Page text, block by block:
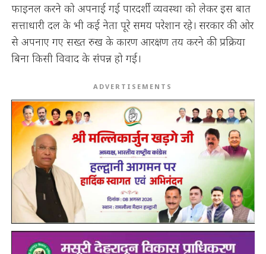
फाइनल करने को अपनाई गई पारदर्शी व्यवस्था को लेकर इस बात
सत्ताधारी दल के भी कई नेता पूरे समय परेशान रहे। सरकार की ओर
से अपनाए गए सख्त रुख के कारण आरक्षण तय करने की प्रक्रिया
बिना किसी विवाद के संपन्न हो गई।
ADVERTISEMENTS